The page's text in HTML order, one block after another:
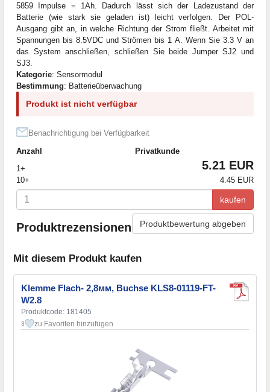
5859 Impulse = 1Ah. Dadurch lässt sich der Ladezustand der
Batterie (wie stark sie geladen ist) leicht verfolgen. Der POL-
Ausgang gibt an, in welche Richtung der Strom fließt. Arbeitet mit
Spannungen bis 8.5VDC und Strömen bis 1 A. Wenn Sie 3.3 V an
das System anschließen, schließen Sie beide Jumper SJ2 und
SJ3.
Kategorie: Sensormodul
Bestimmung: Batterieüberwachung
Produkt ist nicht verfügbar
Benachrichtigung bei Verfügbarkeit
Anzahl
Privatkunde
1+
5.21 EUR
10+ 4.45 EUR
kaufen
Produktrezensionen Produktbewertung abgeben
Mit diesem Produkt kaufen
Klemme Flach- 2,8мм, Buchse KLS8-01119-FT-
W2.8
Produktcode: 181405
3 zu Favoriten hinzufügen